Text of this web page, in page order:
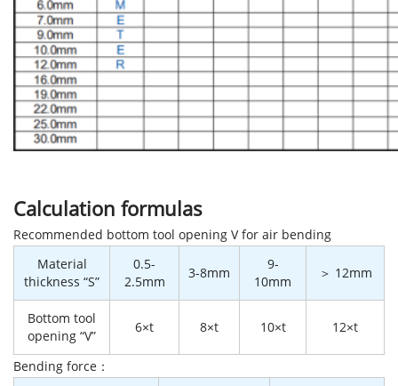
Calculation formulas
Recommended bottom tool opening V for air bending
Material
thickness “S”
0.5-
2.5mm
3-8mm
9-
10mm
＞ 12mm
Bottom tool
opening “V”
6×t 8×t 10×t 12×t
Bending force：